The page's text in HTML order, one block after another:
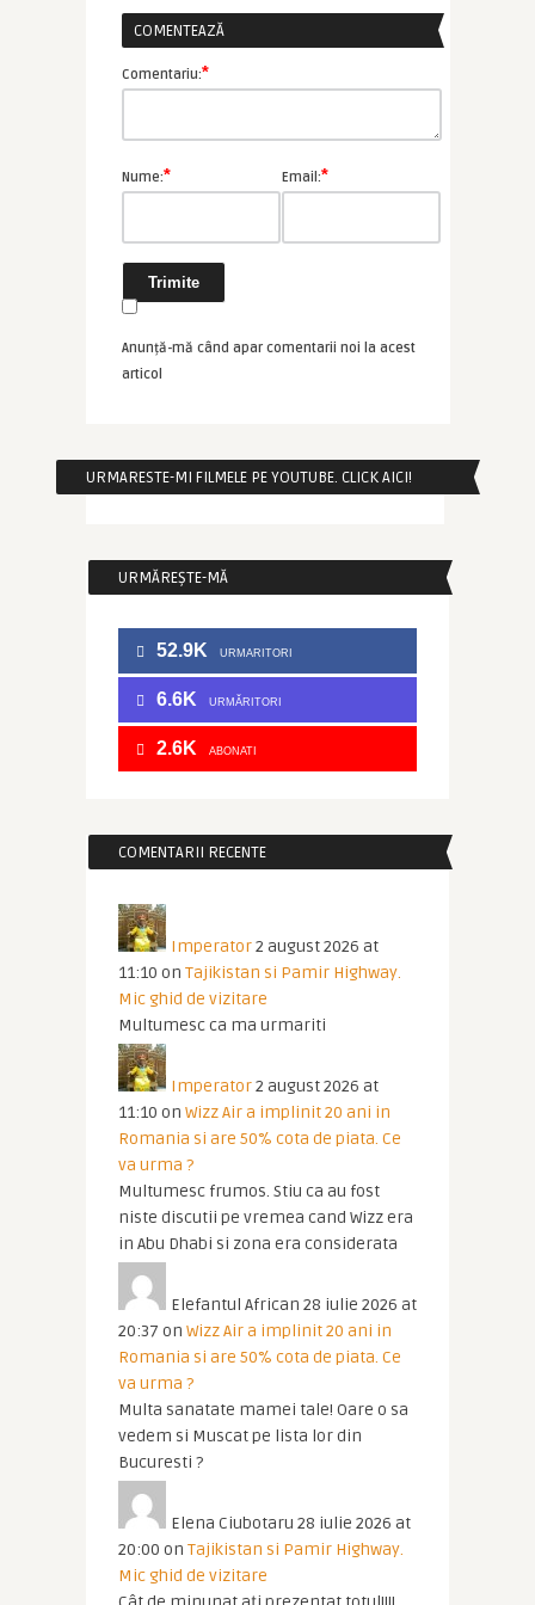
COMENTEAZĂ
Comentariu:*
Nume:* Email:*
Anunță-mă când apar comentarii noi la acest
articol
URMARESTE-MI FILMELE PE YOUTUBE. CLICK AICI!
URMĂREȘTE-MĂ
52.9K URMARITORI
6.6K URMĂRITORI
2.6K ABONATI
COMENTARII RECENTE
Imperator2 august 2026 at
11:10 on Tajikistan si Pamir Highway.
Mic ghid de vizitare
Multumesc ca ma urmariti
Imperator2 august 2026 at
11:10 on Wizz Air a implinit 20 ani in
Romania si are 50% cota de piata. Ce
va urma ?
Multumesc frumos. Stiu ca au fost
niste discutii pe vremea cand Wizz era
in Abu Dhabi si zona era considerata
Elefantul African 28 iulie 2026 at
20:37 on Wizz Air a implinit 20 ani in
Romania si are 50% cota de piata. Ce
va urma ?
Multa sanatate mamei tale! Oare o sa
vedem si Muscat pe lista lor din
Bucuresti ?
Elena Ciubotaru 28 iulie 2026 at
20:00 on Tajikistan si Pamir Highway.
Mic ghid de vizitare